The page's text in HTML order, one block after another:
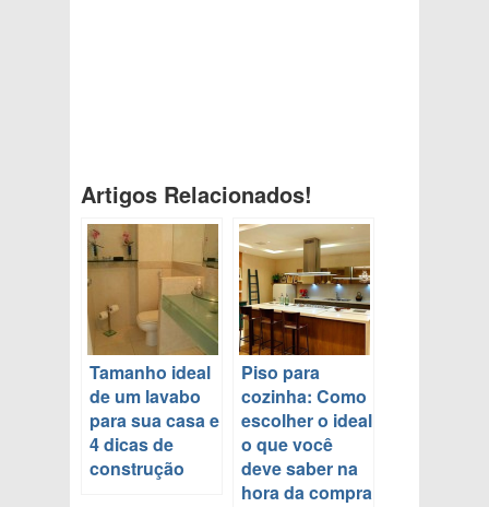
Artigos Relacionados!
Tamanho ideal
de um lavabo
para sua casa e
4 dicas de
construção
Piso para
cozinha: Como
escolher o ideal
o que você
deve saber na
hora da compra